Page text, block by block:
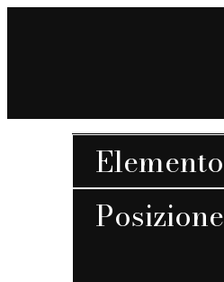
Elemento
Posizione